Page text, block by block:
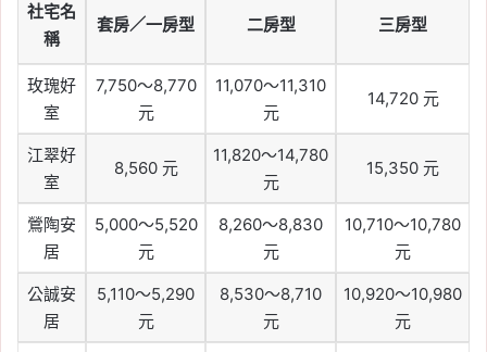
社宅名
稱
套房／一房型 二房型 三房型
玫瑰好
室
7,750～8,770
元
11,070～11,310
元
14,720 元
江翠好
室
8,560 元
11,820～14,780
元
15,350 元
鶯陶安
居
5,000～5,520
元
8,260～8,830
元
10,710～10,780
元
公誠安
居
5,110～5,290
元
8,530～8,710
元
10,920～10,980
元